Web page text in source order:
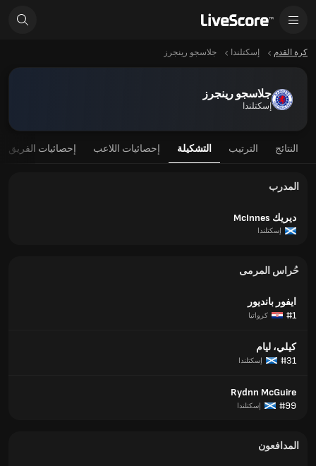
كرة القدم إسكتلندا جلاسجو رينجرز
جلاسجو رينجرز
إسكتلندا
النتائج الترتيب التشكيلة إحصائيات اللاعب إحصائيات الفريق
المدرب
ديريك McInnes
إسكتلندا
حُراس المرمى
ايفور بانديور
#1
كرواتيا
كيلي، ليام
#31
إسكتلندا
Rydnn McGuire
#99
إسكتلندا
المدافعون